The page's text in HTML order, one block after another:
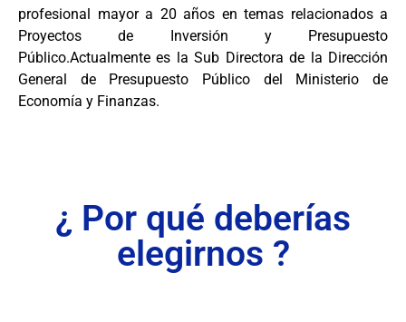
profesional mayor a 20 años en temas relacionados a
Proyectos de Inversión y Presupuesto
Público.Actualmente es la Sub Directora de la Dirección
General de Presupuesto Público del Ministerio de
Economía y Finanzas.
¿ Por qué deberías
elegirnos ?